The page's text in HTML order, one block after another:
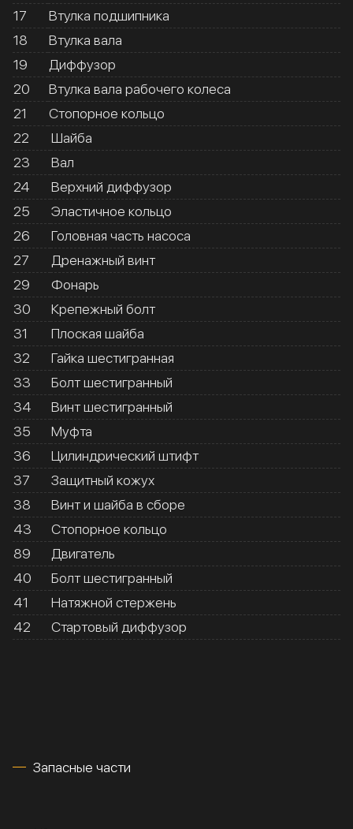
17
Втулка подшипника
18
Втулка вала
19
Диффузор
20
Втулка вала рабочего колеса
21
Стопорное кольцо
22
Шайба
23
Вал
24
Верхний диффузор
25
Эластичное кольцо
26
Головная часть насоса
27
Дренажный винт
29
Фонарь
30
Крепежный болт
31
Плоская шайба
32
Гайка шестигранная
33
Болт шестигранный
34
Винт шестигранный
35
Муфта
36
Цилиндрический штифт
37
Защитный кожух
38
Винт и шайба в сборе
43
Стопорное кольцо
89
Двигатель
40
Болт шестигранный
41
Натяжной стержень
42
Стартовый диффузор
Запасные части